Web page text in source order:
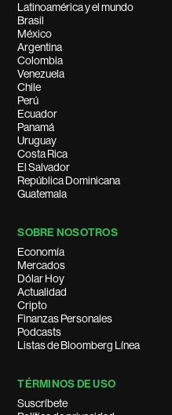
Latinoamérica y el mundo
Brasil
México
Argentina
Colombia
Venezuela
Chile
Perú
Ecuador
Panamá
Uruguay
Costa Rica
El Salvador
República Dominicana
Guatemala
SOBRE NOSOTROS
Economía
Mercados
Dólar Hoy
Actualidad
Cripto
Finanzas Personales
Podcasts
Listas de Bloomberg Línea
TÉRMINOS DE USO
Suscríbete